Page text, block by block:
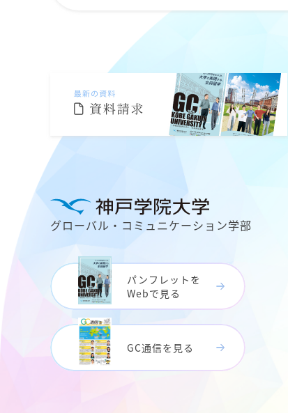
グローバル・コミュニケーション学部
パンフレットを
Webで見る
GC通信を見る